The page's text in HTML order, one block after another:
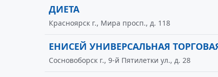
ДИЕТА
Красноярск г., Мира просп., д. 118
ЕНИСЕЙ УНИВЕРСАЛЬНАЯ
Сосновоборск г., 9-й Пятилетки ул., д. 28